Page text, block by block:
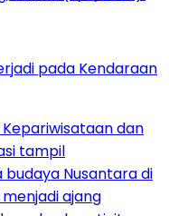
pada Kendaraan